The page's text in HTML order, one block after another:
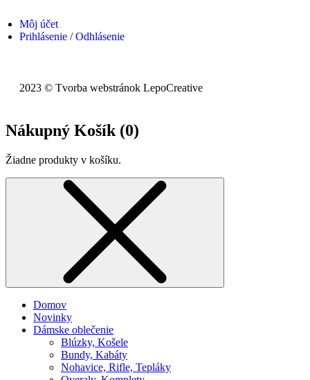
Môj účet
Prihlásenie / Odhlásenie
2023 © Tvorba webstránok LepoCreative
Nákupný Košík (0)
Žiadne produkty v košíku.
Domov
Novinky
Dámske oblečenie
Blúzky, Košele
Bundy, Kabáty
Nohavice, Rifle, Tepláky